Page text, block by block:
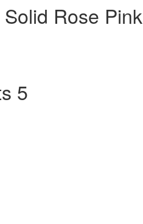
Rose Pink
5